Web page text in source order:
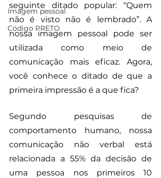
Imagem pessoal
Código PRETO
seguinte ditado popular: “Quem
não é visto não é lembrado”. A
nossa imagem pessoal pode ser
utilizada como meio de
comunicação mais eficaz. Agora,
você conhece o ditado de que a
primeira impressão é a que fica?
Segundo pesquisas de
comportamento humano, nossa
comunicação não verbal está
relacionada a 55% da decisão de
uma pessoa nos primeiros 10